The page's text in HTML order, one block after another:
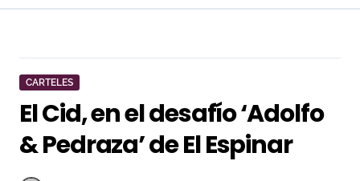
CARTELES
El Cid, en el desafío ‘Adolfo
& Pedraza’ de El Espinar